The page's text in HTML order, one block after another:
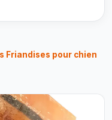
Friandises pour chien